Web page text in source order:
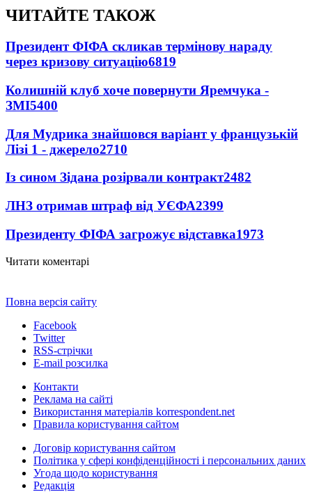
ЧИТАЙТЕ ТАКОЖ
Президент ФІФА скликав термінову нараду
через кризову ситуацію6819
Колишній клуб хоче повернути Яремчука -
ЗМІ5400
Для Мудрика знайшовся варіант у французькій
Лізі 1 - джерело2710
Із сином Зідана розірвали контракт2482
ЛНЗ отримав штраф від УЄФА2399
Президенту ФІФА загрожує відставка1973
Читати коментарі
Повна версія сайту
Facebook
Twitter
RSS-стрічки
E-mail розсилка
Контакти
Реклама на сайті
Використання матеріалів korrespondent.net
Правила користування сайтом
Договір користування сайтом
Політика у сфері конфіденційності і персональних даних
Угода щодо користування
Редакція